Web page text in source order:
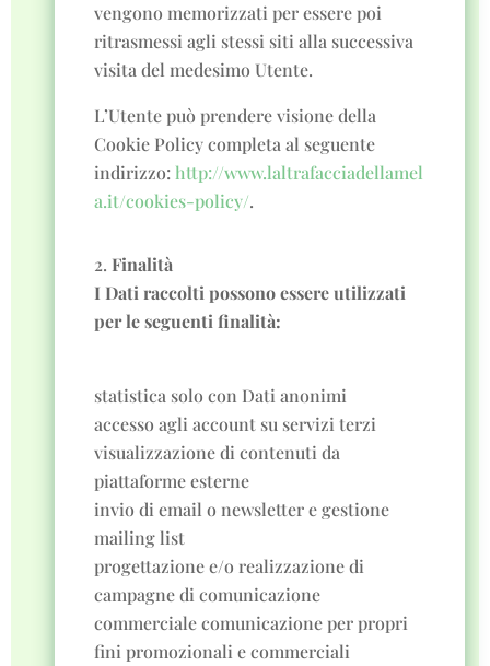
vengono memorizzati per essere poi
ritrasmessi agli stessi siti alla successiva
visita del medesimo Utente.
L’Utente può prendere visione della
Cookie Policy completa al seguente
indirizzo:http://www.laltrafacciadellamel
a.it/cookies-policy/.
Finalità
I Dati raccolti possono essere utilizzati
per le seguenti finalità:
statistica solo con Dati anonimi
accesso agli account su servizi terzi
visualizzazione di contenuti da
piattaforme esterne
invio di email o newsletter e gestione
mailing list
progettazione e/o realizzazione di
campagne di comunicazione
commerciale comunicazione per propri
fini promozionali e commerciali